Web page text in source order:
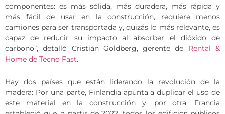
componentes: es más sólida, más duradera, más rápida y
más fácil de usar en la construcción, requiere menos
camiones para ser transportada y, quizás lo más relevante, es
capaz de reducir su impacto al absorber el dióxido de
carbono”, detalló Cristián Goldberg, gerente de Rental &
Home de Tecno Fast.
Hay dos países que están liderando la revolución de la
madera: Por una parte, Finlandia apunta a duplicar el uso de
este material en la construcción y, por otra, Francia